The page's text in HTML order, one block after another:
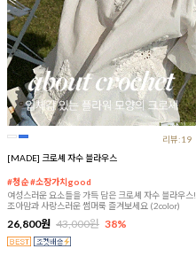
리뷰:19
[MADE] 크로셰 자수 블라우스
#청순 #소장가치good
여성스러운 요소들을 가득 담은 크로셰 자수 블라우스!
조아맘과 사랑스러운 썸머룩 즐겨보세요 (2color)
26,800원 43,000원 38%